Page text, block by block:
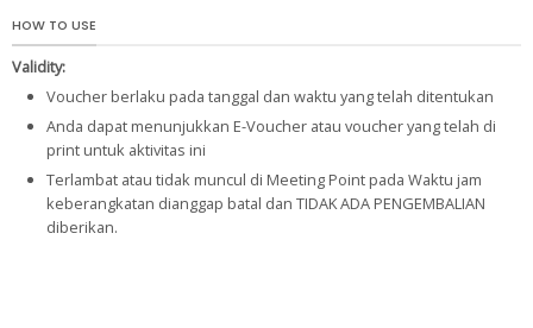
HOW TO USE
Validity:
Voucher berlaku pada tanggal dan waktu yang telah ditentukan
Anda dapat menunjukkan E-Voucher atau voucher yang telah di
print untuk aktivitas ini
Terlambat atau tidak muncul di Meeting Point pada Waktu jam
keberangkatan dianggap batal dan TIDAK ADA PENGEMBALIAN
diberikan.